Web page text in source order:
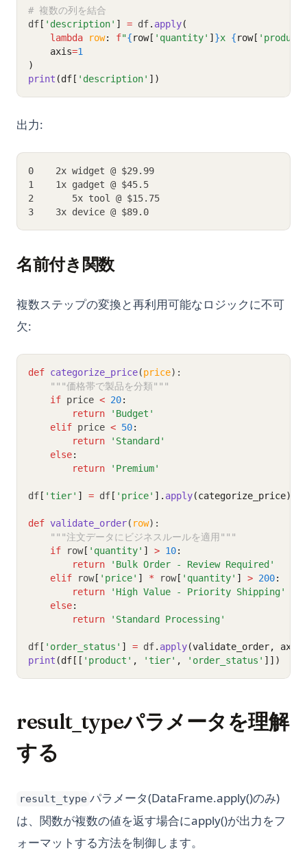
# 複数の列を結合
df [ 'description' ] = df. apply(
lambda
row: f"{row[ 'quantity' ] }x {row[ 'product'
    axis
=1
)
print (df[ 'description' ])
出力:
0    2x widget @ $29.99
1    1x gadget @ $45.5
2       5x tool @ $15.75
3    3x device @ $89.0
名前付き関数
複数ステップの変換と再利用可能なロジックに不可
欠:
def categorize_price(price):
"""価格帯で製品を分類"""
if price < 20:
return
'Budget'
elif price < 50:
return
'Standard'
else:
return
'Premium'
df [ 'tier' ] = df [ 'price' ]. apply(categorize_price)
def validate_order( row):
"""注文データにビジネスルールを適用"""
if row[ 'quantity' ] > 10:
return
'Bulk Order - Review Required'
elif row[ 'price' ] * row[ 'quantity' ] > 200:
return
'High Value - Priority Shipping'
else:
return
'Standard Processing'
df [ 'order_status' ] = df. apply(validate_order, axis
print (df[[ 'product' , 'tier' , 'order_status' ]])
result_typeパラメータを理解
する
result_type パラメータ(DataFrame.apply()のみ)
は、関数が複数の値を返す場合にapply()が出力をフ
ォーマットする方法を制御します。